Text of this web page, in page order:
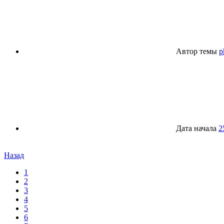
Автор темы
Дата начала
Назад
1
2
3
4
5
6